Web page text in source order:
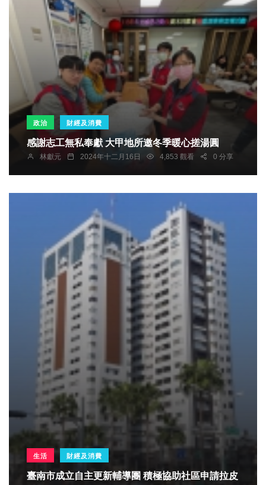
政治 財經及消費
感謝志工無私奉獻 大甲地所邀冬季暖心搓湯圓
林獻元 2024年十二月16日 4,853 觀看 0 分享
生活 財經及消費
臺南市成立自主更新輔導團 積極協助社區申請拉皮